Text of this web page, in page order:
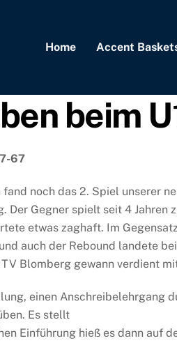
Home Accent
beim
67
noch das 2. Spiel unserer
Gegner spielt seit 4 Jahren
etwas zaghaft. Im
auch der Rebound landete
Blomberg gewann verdient
einen Anschreibelehrgang
Es stellt
Einführung hieß es dann auf